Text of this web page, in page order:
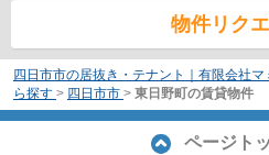
物件リク
四日市市の居抜き・テナント｜有限会社マ
ら探す > 四日市市 > 東日野町の賃貸物件
ページト